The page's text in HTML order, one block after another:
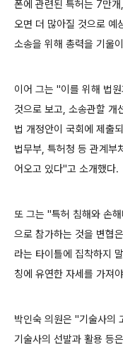
폰에 관련된 특허는 7만
오면 더 많아질 것으로 예
소송을 위해 총력을 기울
이어 그는 "이를 위해 법
것으로 보고, 소송관할 개
법 개정안이 국회에 제출
법무부, 특허청 등 관계부
어오고 있다"고 소개했다.
또 그는 "특허 침해와 손
으로 참가하는 것을 변협
라는 타이틀에 집착하지
칭에 유연한 자세를 가져
박인숙 의원은 "기술사의
기술사의 선발과 활용 등